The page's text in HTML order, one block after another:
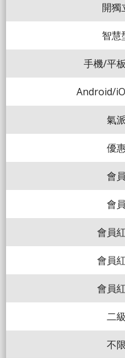
開獨
智慧
手機/平
Android/
氣
優
會
會
會員
會員
會員
二
不